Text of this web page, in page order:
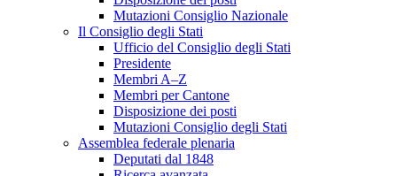
Mutazioni Consiglio Nazionale
Il Consiglio degli Stati
Ufficio del Consiglio degli Stati
Presidente
Membri A–Z
Membri per Cantone
Disposizione dei posti
Mutazioni Consiglio degli Stati
Assemblea federale plenaria
Deputati dal 1848